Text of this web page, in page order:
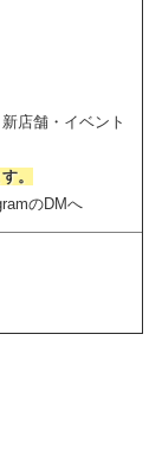
店舗・イベント
。
のDMへ